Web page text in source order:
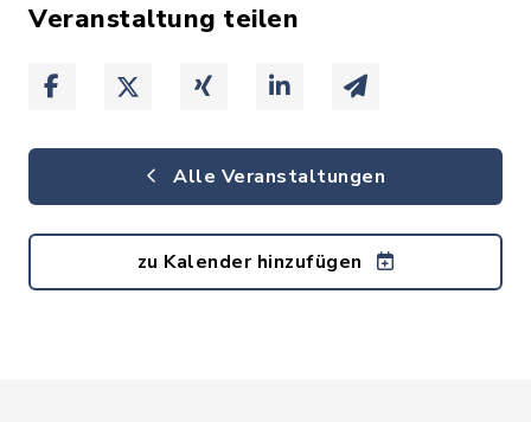
Veranstaltung teilen
Alle Veranstaltungen
zu Kalender hinzufügen